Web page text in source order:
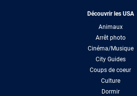
Découvrir les USA
Animaux
Arrêt photo
Cinéma/Musique
City Guides
Coups de coeur
Culture
Dormir